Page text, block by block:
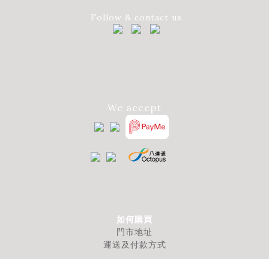
Follow & contact us
We accept
如何購買
門市地址
運送及付款方式